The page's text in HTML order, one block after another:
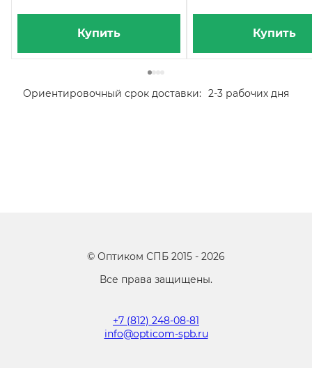
Купить Купить
Ориентировочный срок доставки: 2-3 рабочих дня
© Оптиком СПБ 2015 - 2026
Все права защищены.
+7 (812) 248-08-81
info@opticom-spb.ru